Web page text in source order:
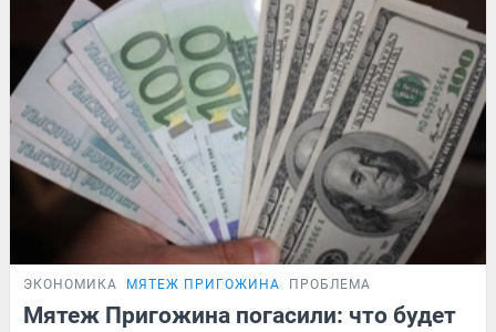
ЭКОНОМИКА МЯТЕЖ ПРИГОЖИНА ПРОБЛЕМА
Мятеж Пригожина погасили: что будет